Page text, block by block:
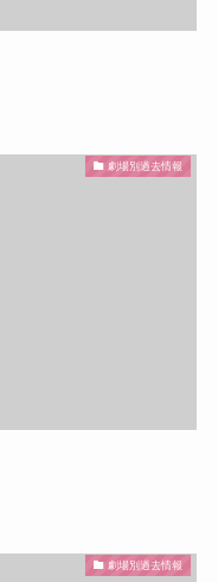
劇場別過去情報
劇場別過去情報